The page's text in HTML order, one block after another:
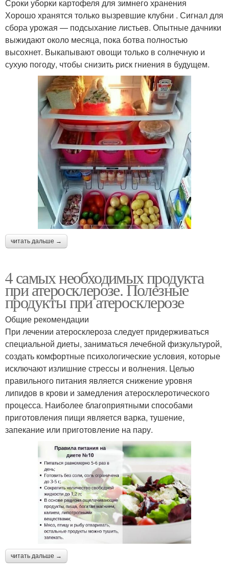
Сроки уборки картофеля для зимнего хранения
Хорошо хранятся только вызревшие клубни . Сигнал для
сбора урожая — подсыхание листьев. Опытные дачники
выжидают около месяца, пока ботва полностью
высохнет. Выкапывают овощи только в солнечную и
сухую погоду, чтобы снизить риск гниения в будущем.
читать дальше →
4 самых необходимых продукта
при атеросклерозе. Полезные
продукты при атеросклерозе
Общие рекомендации
При лечении атеросклероза следует придерживаться
специальной диеты, заниматься лечебной физкультурой,
создать комфортные психологические условия, которые
исключают излишние стрессы и волнения. Целью
правильного питания является снижение уровня
липидов в крови и замедления атеросклеротического
процесса. Наиболее благоприятными способами
приготовления пищи является варка, тушение,
запекание или приготовление на пару.
читать дальше →